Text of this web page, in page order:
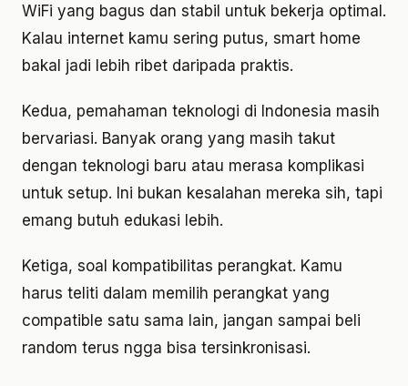
WiFi yang bagus dan stabil untuk bekerja optimal.
Kalau internet kamu sering putus, smart home
bakal jadi lebih ribet daripada praktis.
Kedua, pemahaman teknologi di Indonesia masih
bervariasi. Banyak orang yang masih takut
dengan teknologi baru atau merasa komplikasi
untuk setup. Ini bukan kesalahan mereka sih, tapi
emang butuh edukasi lebih.
Ketiga, soal kompatibilitas perangkat. Kamu
harus teliti dalam memilih perangkat yang
compatible satu sama lain, jangan sampai beli
random terus ngga bisa tersinkronisasi.